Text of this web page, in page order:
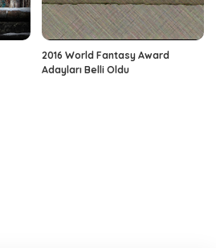
2016 World Fantasy Award
Adayları Belli Oldu